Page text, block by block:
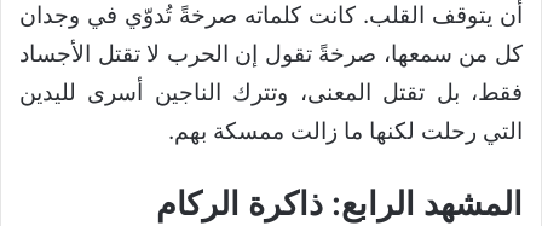
أن يتوقف القلب. كانت كلماته صرخةً تُدوّي في وجدان
كل من سمعها، صرخةً تقول إن الحرب لا تقتل الأجساد
فقط، بل تقتل المعنى، وتترك الناجين أسرى لليدين
التي رحلت لكنها ما زالت ممسكة بهم.
المشهد الرابع: ذاكرة الركام